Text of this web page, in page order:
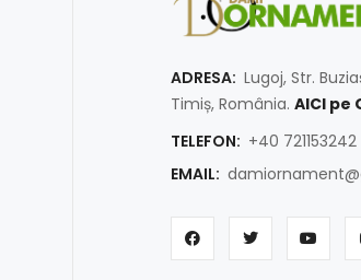
ADRESA: Lugoj, Str.
Timiș, România.AICI pe
TELEFON: +40 721153242
EMAIL: